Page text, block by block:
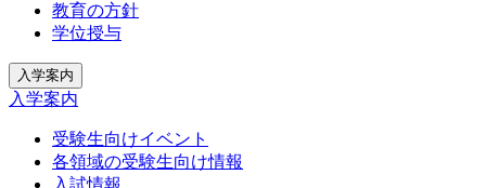
教育の方針
学位授与
入学案内
入学案内
受験生向けイベント
各領域の受験生向け情報
入試情報